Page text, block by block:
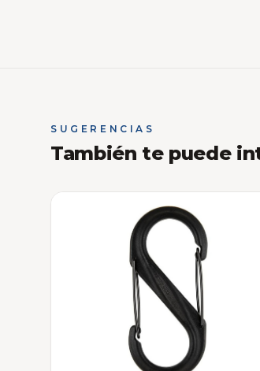
SUGERENCIAS
También te puede